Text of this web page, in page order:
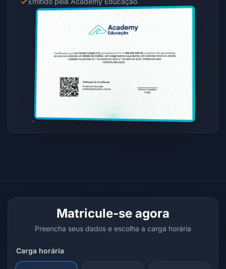
Matricule-se agora
Preencha seus dados e escolha a carga horária
Carga horária